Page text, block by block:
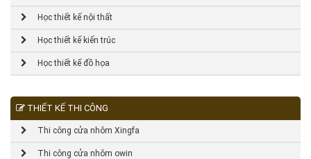
Học thiết kế nội thất
Học thiết kế kiến trúc
Học thiết kế đồ họa
THIẾT KẾ THI CÔNG
Thi công cửa nhôm Xingfa
Thi công cửa nhôm owin